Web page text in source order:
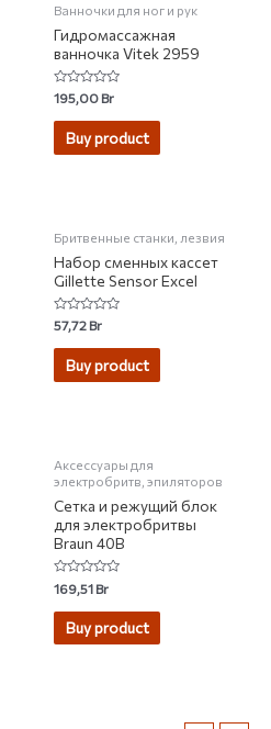
Ванночки для ног и рук
Гидромассажная
ванночка Vitek 2959
Rated
0
out
195,00Br
Buy product
Бритвенные станки, лезвия
Набор сменных кассет
Gillette Sensor Excel
Rated
0
out
57,72Br
Buy product
Аксессуары для
электробритв, эпиляторов
Сетка и режущий блок
для электробритвы
Braun 40B
Rated
0
out
169,51Br
Buy product